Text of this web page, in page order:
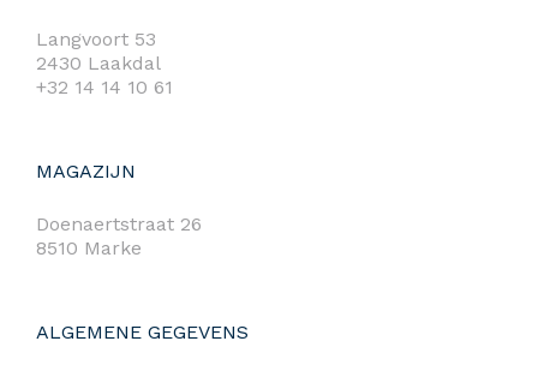
Langvoort 53
2430 Laakdal
+32 14 14 10 61
MAGAZIJN
Doenaertstraat 26
8510 Marke
ALGEMENE GEGEVENS